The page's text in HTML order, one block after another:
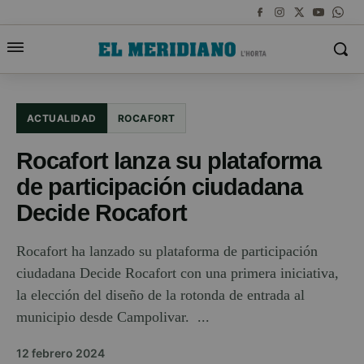
ACTUALIDAD ROCAFORT
Rocafort lanza su plataforma
de participación ciudadana
Decide Rocafort
Rocafort ha lanzado su plataforma de participación
ciudadana Decide Rocafort con una primera iniciativa,
la elección del diseño de la rotonda de entrada al
municipio desde Campolivar. ...
12 febrero 2024